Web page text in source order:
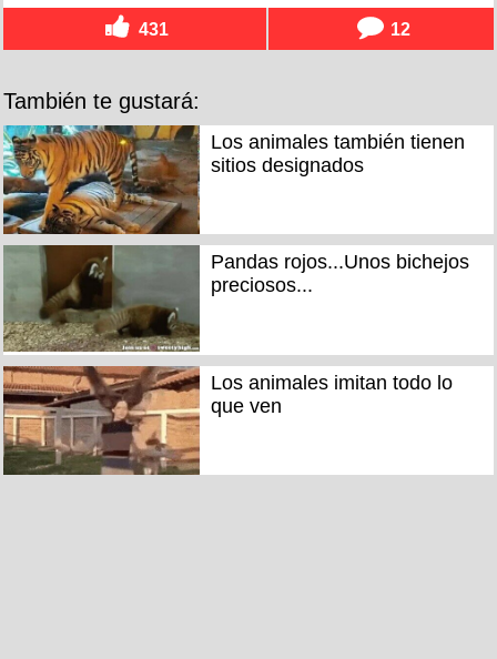
431 12
También te gustará:
Los animales también tienen
sitios designados
Pandas rojos...Unos bichejos
preciosos...
Los animales imitan todo lo
que ven